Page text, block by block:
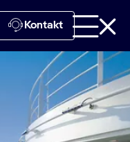
Kontakt